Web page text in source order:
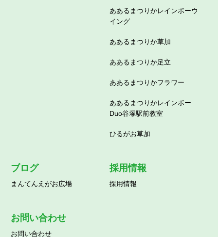
ああるまつりかレインボーウ
イング
ああるまつりか草加
ああるまつりか足立
ああるまつりかフラワー
ああるまつりかレインボー
Duo谷塚駅前教室
ひるがお草加
ブログ
まんてんえがお広場
採用情報
採用情報
お問い合わせ
お問い合わせ